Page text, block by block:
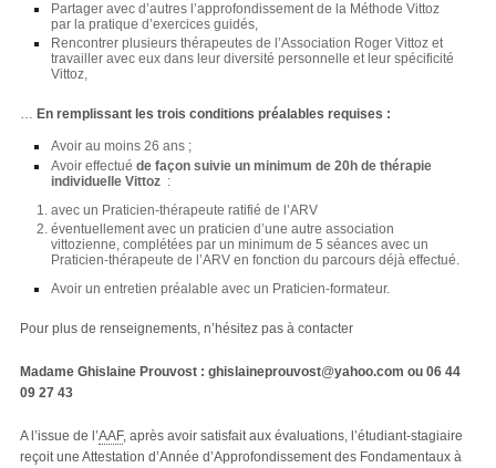
Partager avec d’autres l’approfondissement de la Méthode Vittoz
par la pratique d’exercices guidés,
Rencontrer plusieurs thérapeutes de l’Association Roger Vittoz et
travailler avec eux dans leur diversité personnelle et leur spécificité
Vittoz,
… En remplissant les trois conditions préalables requises :
Avoir au moins 26 ans ;
Avoir effectuéde façon suivie un minimum de 20h de thérapie
individuelle Vittoz :
avec un Praticien-thérapeute ratifié de l’ARV
éventuellement avec un praticien d’une autre association
vittozienne, complétées par un minimum de 5 séances avec un
Praticien-thérapeute de l’ARV en fonction du parcours déjà effectué.
Avoir un entretien préalable avec un Praticien-formateur.
Pour plus de renseignements, n’hésitez pas à contacter
Madame Ghislaine Prouvost : ghislaineprouvost@yahoo.com ou 06 44
09 27 43
A l’issue de l’AAF, après avoir satisfait aux évaluations, l’étudiant-stagiaire
reçoit une Attestation d’Année d’Approfondissement des Fondamentaux à